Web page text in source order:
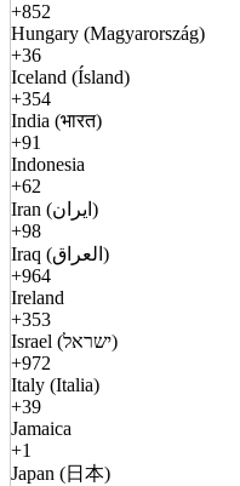
+852
Hungary (Magyarország)
+36
Iceland (Ísland)
+354
India (भारत)
+91
Indonesia
+62
Iran (ایران)
+98
Iraq (العراق)
+964
Ireland
+353
Israel (ישראל)
+972
Italy (Italia)
+39
Jamaica
+1
Japan (日本)